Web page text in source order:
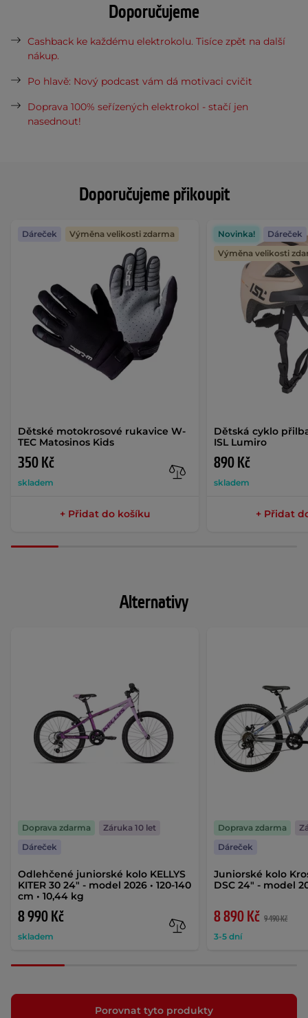
Doporučujeme přikoupit
Dětské motokrosové rukavice W-
TEC Matosinos Kids
350 Kč
skladem
Dáreček Výměna velikosti zdarma
+ Přidat do košíku
Dětská cyklo
ISL Lumiro
890 Kč
skladem
Novinka!
Dáreček
Výměna velikosti
+ Přidat
Doporučujeme
Cashback ke každému elektrokolu. Tisíce zpět na další
nákup.
Po hlavě: Nový podcast vám dá motivaci cvičit
Doprava 100% seřízených elektrokol - stačí jen
nasednout!
Alternativy
Odlehčené juniorské kolo KELLYS
KITER 30 24" - model 2026 • 120-140
cm • 10,44 kg
8 990 Kč
skladem
Doprava zdarma
Záruka 10 let
Dáreček
Juniorské kolo
DSC 24" - model
8 890 Kč 9 490 Kč
3-5 dní
Doprava zdarma
Dáreček
Porovnat tyto produkty